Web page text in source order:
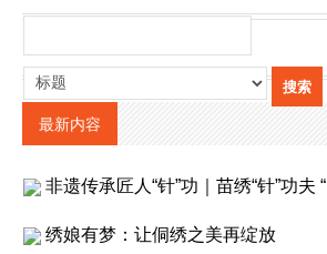
最新内容
非遗传承匠人“针”功｜苗绣“针”功夫 “
绣娘有梦：让侗绣之美再绽放